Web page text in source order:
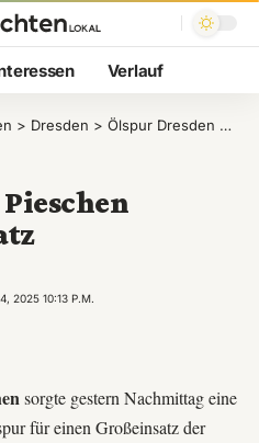
Verlauf
> Dresden > Ölspur Dresden Pieschen Feuerwehreinsatz
2025 10:13 P.m.
sorgte gestern Nachmittag eine
für einen Großeinsatz der